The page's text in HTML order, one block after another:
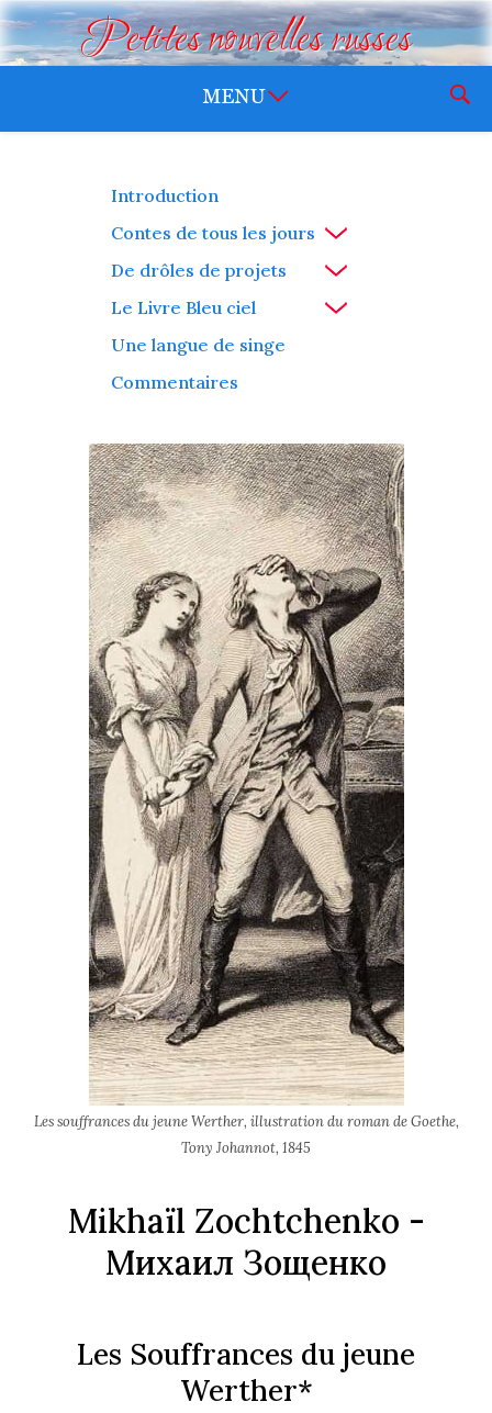
Petites nouvelles russes
Introduction
Contes de tous les jours
De drôles de projets
Le Livre Bleu ciel
Une langue de singe
Commentaires
Les souffrances du jeune Werther, illustration du roman de Goethe,
Tony Johannot, 1845
Mikhaïl Zochtchenko -
Михаил Зощенко
Les Souffrances du jeune
Werther*